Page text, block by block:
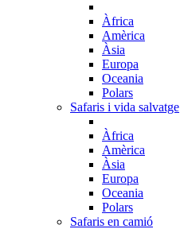
Àfrica
Amèrica
Àsia
Europa
Oceania
Polars
Safaris i vida salvatge
Àfrica
Amèrica
Àsia
Europa
Oceania
Polars
Safaris en camió